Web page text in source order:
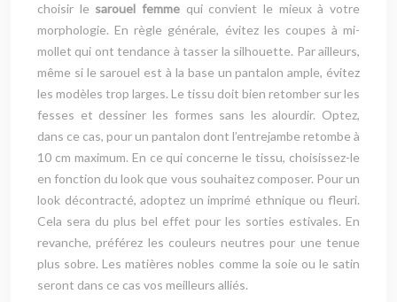
choisir le sarouel femme qui convient le mieux à votre
morphologie. En règle générale, évitez les coupes à mi-
mollet qui ont tendance à tasser la silhouette. Par ailleurs,
même si le sarouel est à la base un pantalon ample, évitez
les modèles trop larges. Le tissu doit bien retomber sur les
fesses et dessiner les formes sans les alourdir. Optez,
dans ce cas, pour un pantalon dont l’entrejambe retombe à
10 cm maximum. En ce qui concerne le tissu, choisissez-le
en fonction du look que vous souhaitez composer. Pour un
look décontracté, adoptez un imprimé ethnique ou fleuri.
Cela sera du plus bel effet pour les sorties estivales. En
revanche, préférez les couleurs neutres pour une tenue
plus sobre. Les matières nobles comme la soie ou le satin
seront dans ce cas vos meilleurs alliés.